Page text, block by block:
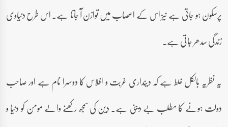
پرسکون ہو جاتی ہے نیز اس کے اعصاب میں توازن آ جاتا ہے۔ اس طرح دنیاوی
زندگی سدھر جاتی ہے۔
یہ نظریہ بالکل غلط ہے کہ دینداری غربت و افلاس کا دوسرا نام ہے اور صاحب
دولت ہونے کا مطلب بے دینی ہے۔ دین کی سمجھ رکھنے والے مومن کو دنیا و